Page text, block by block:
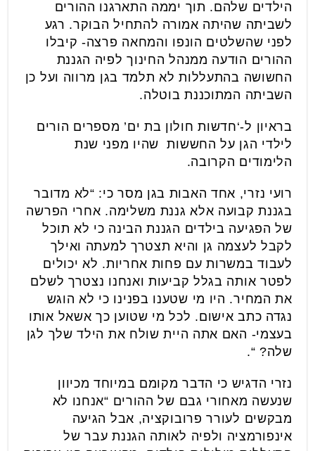
הילדים שלהם. תוך יממה התארגנו ההורים
לשביתה שהיתה אמורה להתחיל הבוקר. רגע
לפני שהשלטים הונפו והמחאה פרצה- קיבלו
ההורים הודעה ממנהל החינוך לפיה הגננת
החשושה בהתעללות לא תלמד בגן מרווה ועל כן
השביתה המתוכננת בוטלה.
בראיון ל-‘חדשות חולון בת ים’ מספרים הורים
לילדי הגן על החששות שהיו מפני שנת
הלימודים הקרובה.
רועי נזרי, אחד האבות בגן מסר כי: “לא מדובר
בגננת קבועה אלא גננת משלימה. אחרי הפרשה
של הפגיעה בילדים הגננת הבינה כי לא תוכל
לקבל לעצמה גן והיא תצטרך למעתה ואילך
לעבוד במשרות עם פחות אחריות. לא יכולים
לפטר אותה בגלל קביעות ואנחנו נצטרך לשלם
את המחיר. היו מי שטענו בפנינו כי לא הוגש
נגדה כתב אישום. לכל מי שטוען כך אשאל אותו
בעצמי- האם אתה היית שולח את הילד שלך לגן
שלה? “.
נזרי הדגיש כי הדבר מקומם במיוחד מכיוון
שנעשה מאחורי גבם של ההורים “אנחנו לא
מבקשים לעורר פרובוקציה, אבל הגיעה
אינפורמציה ולפיה לאותה הגננת עבר של